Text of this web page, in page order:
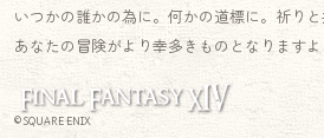
いつかの誰かの為に。何かの道標に。祈りと
あなたの冒険がより幸多きものとなりますよ
© SQUARE ENIX